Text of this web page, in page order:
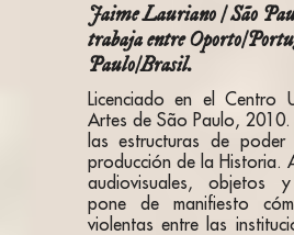
Jaime Lauriano / São
trabaja entre Oporto/
Paulo/Brasil.
Licenciado en el Centro
Artes de São Paulo, 2010.
las estructuras de
producción de la Historia.
audiovisuales, objetos
pone de manifiesto
violentas entre las